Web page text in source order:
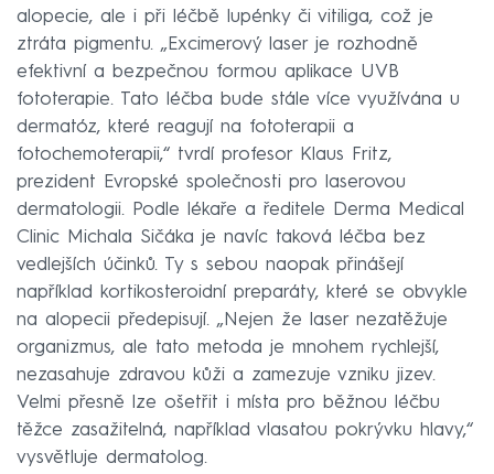
alopecie, ale i při léčbě lupénky či vitiliga, což je
ztráta pigmentu. „Excimerový laser je rozhodně
efektivní a bezpečnou formou aplikace UVB
fototerapie. Tato léčba bude stále více využívána u
dermatóz, které reagují na fototerapii a
fotochemoterapii,“ tvrdí profesor Klaus Fritz,
prezident Evropské společnosti pro laserovou
dermatologii. Podle lékaře a ředitele Derma Medical
Clinic Michala Sičáka je navíc taková léčba bez
vedlejších účinků. Ty s sebou naopak přinášejí
například kortikosteroidní preparáty, které se obvykle
na alopecii předepisují. „Nejen že laser nezatěžuje
organizmus, ale tato metoda je mnohem rychlejší,
nezasahuje zdravou kůži a zamezuje vzniku jizev.
Velmi přesně lze ošetřit i místa pro běžnou léčbu
těžce zasažitelná, například vlasatou pokrývku hlavy,“
vysvětluje dermatolog.